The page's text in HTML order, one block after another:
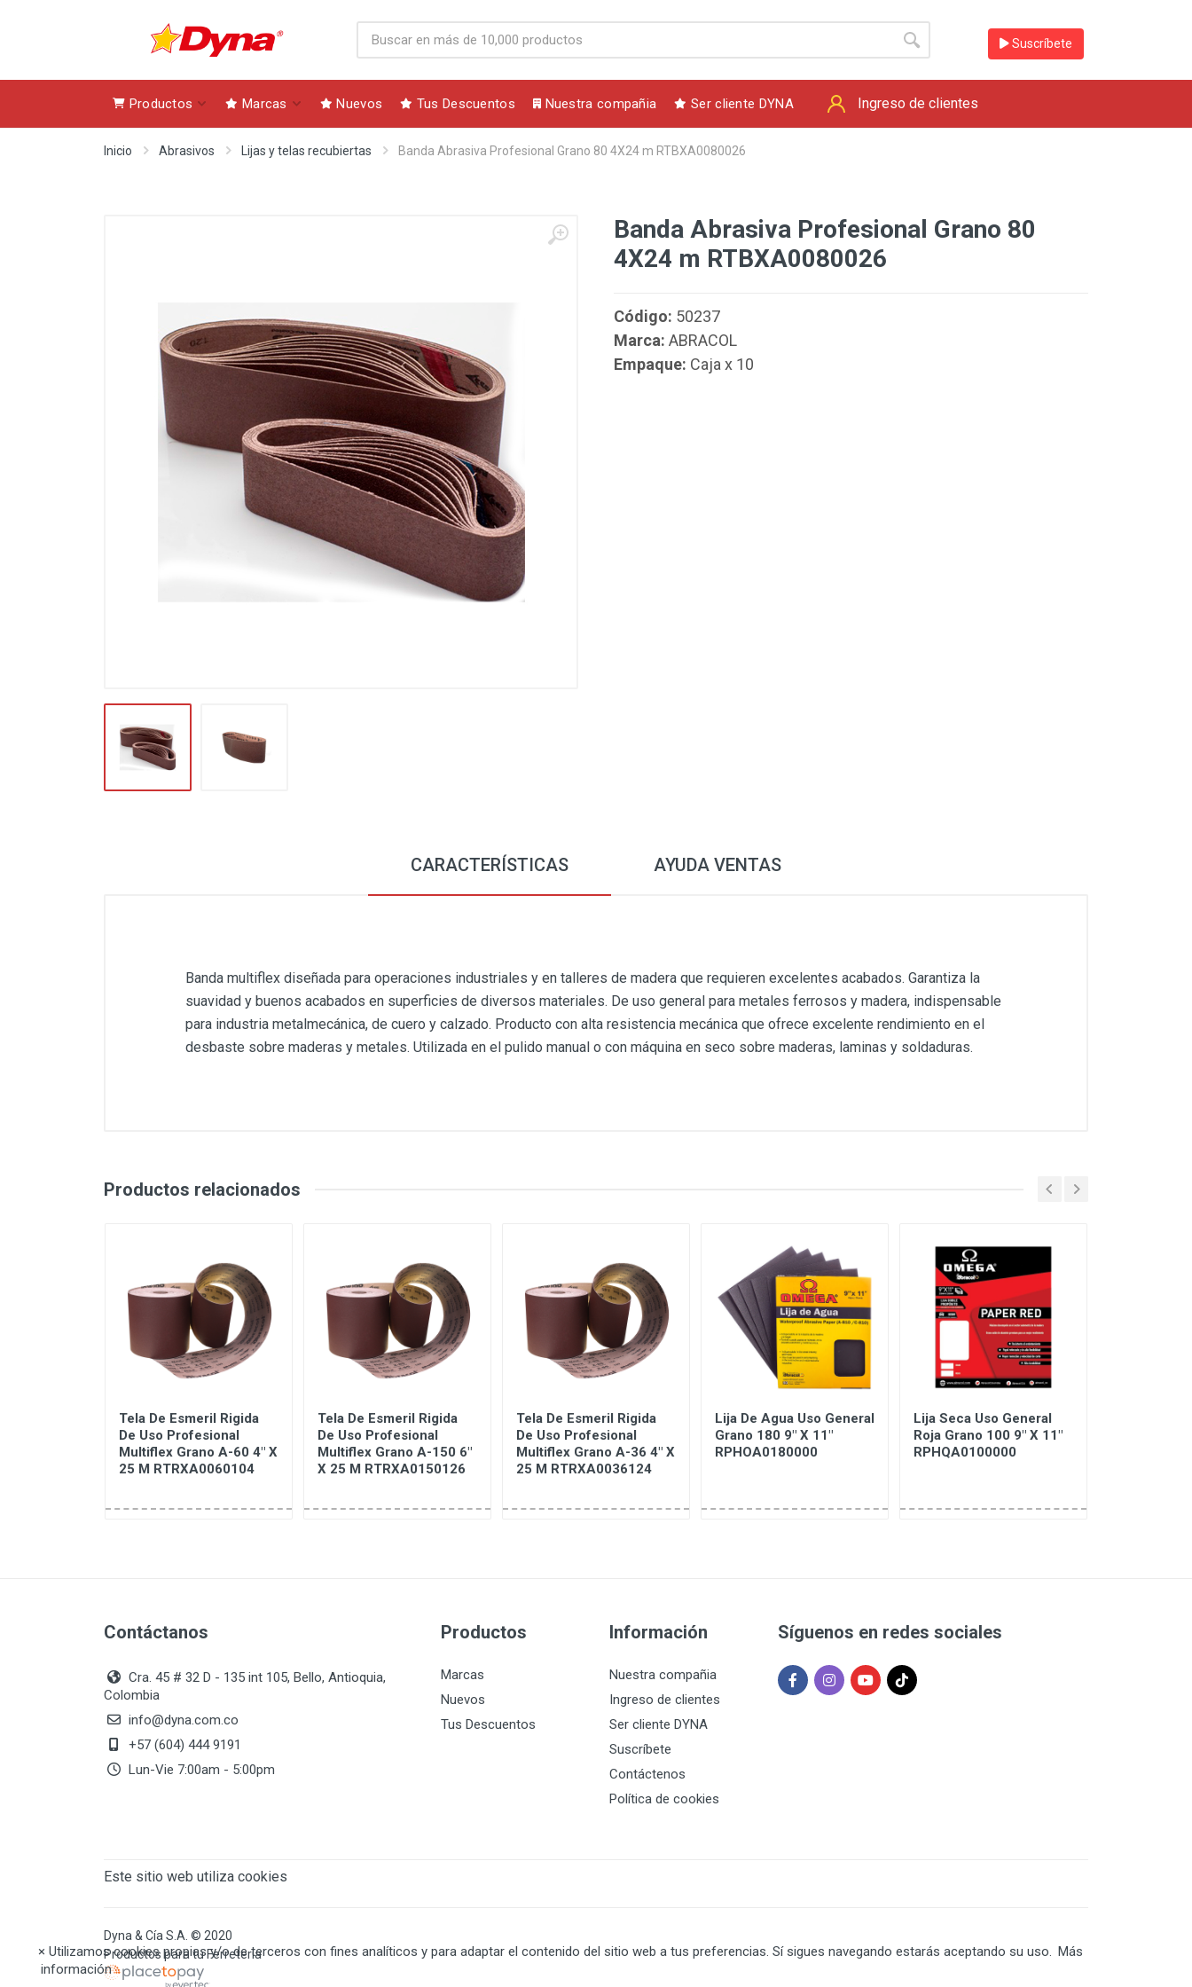
Suscríbete
Productos Marcas Nuevos Tus Descuentos Nuestra compañia Ser cliente DYNA Ingreso de clientes
Inicio Abrasivos Lijas y telas recubiertas Banda Abrasiva Profesional Grano 80 4X24 m RTBXA0080026
Banda Abrasiva Profesional Grano 80
4X24 m RTBXA0080026
Código: 50237
Marca: ABRACOL
Empaque: Caja x 10
CARACTERÍSTICAS AYUDA VENTAS
Banda multiflex diseñada para operaciones industriales y en talleres de madera que requieren excelentes acabados. Garantiza la
suavidad y buenos acabados en superficies de diversos materiales. De uso general para metales ferrosos y madera, indispensable
para industria metalmecánica, de cuero y calzado. Producto con alta resistencia mecánica que ofrece excelente rendimiento en el
desbaste sobre maderas y metales. Utilizada en el pulido manual o con máquina en seco sobre maderas, laminas y soldaduras.
Productos relacionados
Tela De Esmeril Rigida
De Uso Profesional
Multiflex Grano A-60 4" X
25 M RTRXA0060104
Tela De Esmeril Rigida
De Uso Profesional
Multiflex Grano A-150 6"
X 25 M RTRXA0150126
Tela De Esmeril Rigida
De Uso Profesional
Multiflex Grano A-36 4" X
25 M RTRXA0036124
Lija De Agua Uso General
Grano 180 9" X 11"
RPHOA0180000
Lija Seca Uso General
Roja Grano 100 9" X 11"
RPHQA0100000
Contáctanos
Cra. 45 # 32 D - 135 int 105, Bello, Antioquia,
Colombia
info@dyna.com.co
+57 (604) 444 9191
Lun-Vie 7:00am - 5:00pm
Productos
Marcas
Nuevos
Tus Descuentos
Información
Nuestra compañia
Ingreso de clientes
Ser cliente DYNA
Suscríbete
Contáctenos
Política de cookies
Síguenos en redes sociales
Este sitio web utiliza cookies
Dyna & Cía S.A. © 2020
Productos para tu Ferretería
× Utilizamos cookies propias y/o de terceros con fines analíticos y para adaptar el contenido del sitio web a tus preferencias. Sí sigues navegando estarás aceptando su uso. Más
información